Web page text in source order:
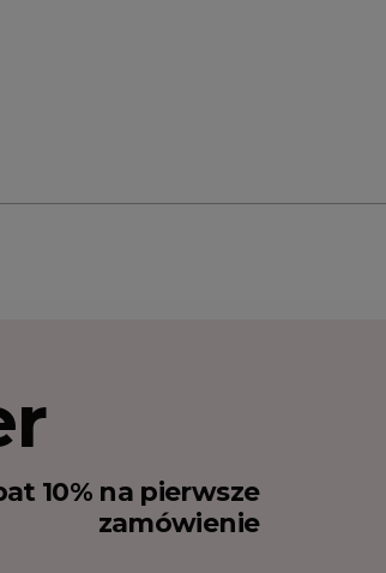
10% na pierwsze
zamówienie